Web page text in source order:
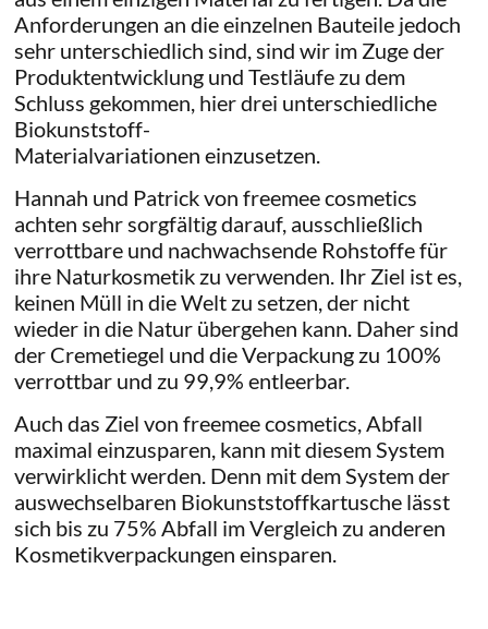
Anforderungen an die einzelnen Bauteile jedoch
sehr unterschiedlich sind, sind wir im Zuge der
Produktentwicklung und Testläufe zu dem
Schluss gekommen, hier drei unterschiedliche
Biokunststoff-
Materialvariationen einzusetzen.
Hannah und Patrick von freemee cosmetics
achten sehr sorgfältig darauf, ausschließlich
verrottbare und nachwachsende Rohstoffe für
ihre Naturkosmetik zu verwenden. Ihr Ziel ist es,
keinen Müll in die Welt zu setzen, der nicht
wieder in die Natur übergehen kann. Daher sind
der Cremetiegel und die Verpackung zu 100%
verrottbar und zu 99,9% entleerbar.
Auch das Ziel von freemee cosmetics, Abfall
maximal einzusparen, kann mit diesem System
verwirklicht werden. Denn mit dem System der
auswechselbaren Biokunststoffkartusche lässt
sich bis zu 75% Abfall im Vergleich zu anderen
Kosmetikverpackungen einsparen.